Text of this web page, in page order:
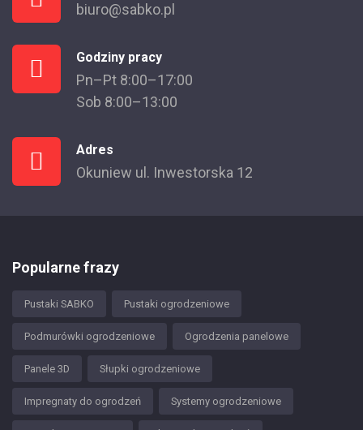
biuro@sabko.pl
Godziny pracy
Pn–Pt 8:00–17:00
Sob 8:00–13:00
Adres
Okuniew ul. Inwestorska 12
Popularne frazy
Pustaki SABKO Pustaki ogrodzeniowe
Podmurówki ogrodzeniowe Ogrodzenia panelowe
Panele 3D Słupki ogrodzeniowe
Impregnaty do ogrodzeń Systemy ogrodzeniowe